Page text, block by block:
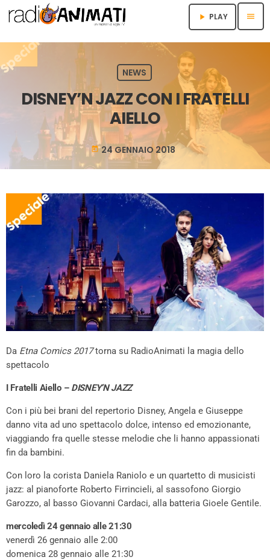
play_arrow PLAY menu
NEWS
DISNEY’N JAZZ CON I FRATELLI
AIELLO
today 24 GENNAIO 2018
Da Etna Comics 2017torna su RadioAnimati la magia dello
spettacolo
I Fratelli Aiello – DISNEY’N JAZZ
Con i più bei brani del repertorio Disney, Angela e Giuseppe
danno vita ad uno spettacolo dolce, intenso ed emozionante,
viaggiando fra quelle stesse melodie che li hanno appassionati
fin da bambini.
Con loro la corista Daniela Raniolo e un quartetto di musicisti
jazz: al pianoforte Roberto Firrincieli, al sassofono Giorgio
Garozzo, al basso Giovanni Cardaci, alla batteria Gioele Gentile.
mercoledì 24 gennaio alle 21:30
venerdì 26 gennaio alle 2:00
domenica 28 gennaio alle 21:30